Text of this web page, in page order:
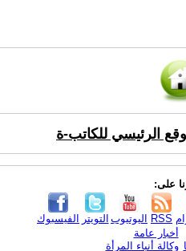
الرئيسي للكاتب-ة
على:
الفيسبوك التويتر اليوتيوب RSS
أخبار عامة
وكالة أنباء المرأة